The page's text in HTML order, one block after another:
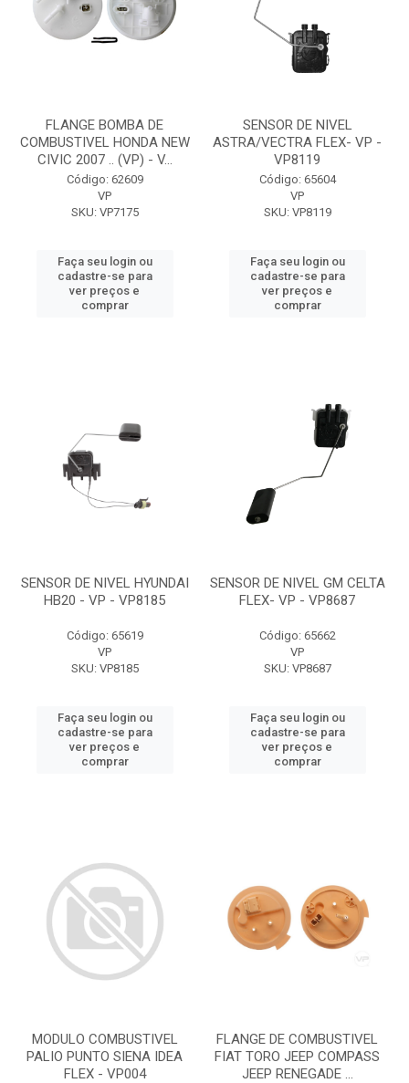
FLANGE BOMBA DE
COMBUSTIVEL HONDA NEW
CIVIC 2007 .. (VP) - V...
Código: 62609
VP
SKU: VP7175
Faça seu login ou
cadastre-se para
ver preços e
comprar
SENSOR DE NIVEL
ASTRA/VECTRA FLEX- VP -
VP8119
Código: 65604
VP
SKU: VP8119
Faça seu login ou
cadastre-se para
ver preços e
comprar
SENSOR DE NIVEL HYUNDAI
HB20 - VP - VP8185
Código: 65619
VP
SKU: VP8185
Faça seu login ou
cadastre-se para
ver preços e
comprar
SENSOR DE NIVEL GM CELTA
FLEX- VP - VP8687
Código: 65662
VP
SKU: VP8687
Faça seu login ou
cadastre-se para
ver preços e
comprar
MODULO COMBUSTIVEL
PALIO PUNTO SIENA IDEA
FLEX - VP004
FLANGE DE COMBUSTIVEL
FIAT TORO JEEP COMPASS
JEEP RENEGADE ...